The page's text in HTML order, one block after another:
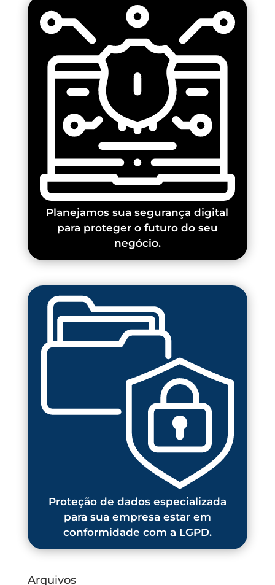
Planejamos sua segurança digital
para proteger o futuro do seu
negócio.
Proteção de dados especializada
para sua empresa estar em
conformidade com a LGPD.
Arquivos